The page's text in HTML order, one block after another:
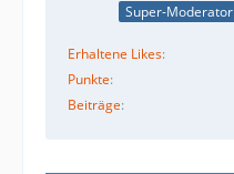
Super-Moderator
Erhaltene Likes
Punkte
Beiträge